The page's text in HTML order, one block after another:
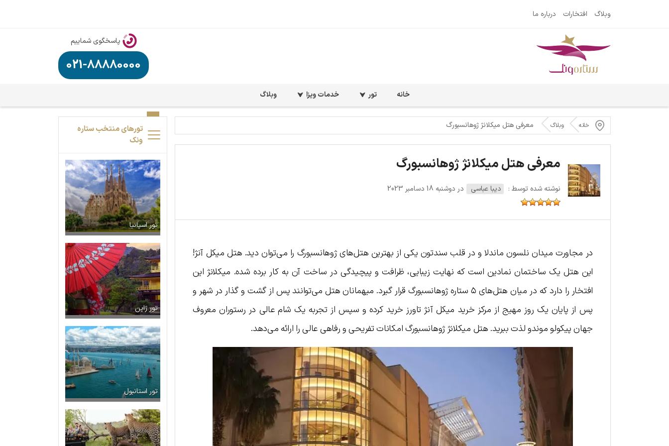
وبلاگ افتخارات درباره ما
پاسخگوی شماییم
021-88880000
خانه تور خدمات ویزا وبلاگ
خانه وبلاگ معرفی هتل میکلانژ ژوهانسبورگ
معرفی هتل میکلانژ ژوهانسبورگ
نوشته شده توسط : دیبا عباسی در دوشنبه 18 دسامبر 2023
در مجاورت میدان نلسون ماندلا و در قلب سندتون یکی از بهترین هتل‌های ژوهانسبورگ را می‌توان دید. هتل میکل آنژ!
این هتل یک ساختمان نمادین است که نهایت زیبایی، ظرافت و پیچیدگی در ساخت آن به کار برده شده. میکلانژ این
افتخار را دارد که در میان هتل‌های ۵ ستاره ژوهانسبورگ قرار گیرد. میهمانان هتل می‌توانند پس از گشت و گذار در شهر و
پس از پایان یک روز مهیج از مرکز خرید میکل آنژ تاورز خرید کرده و سپس از تجربه یک شام عالی در رستوران معروف
جهان پیکولو موندو لذت ببرید. هتل میکلانژ ژوهانسبورگ امکانات تفریحی و رفاهی عالی را ارائه می‌دهد.
تورهای منتخب ستاره
ونک
تور اسپانیا
تور ژاپن
تور استانبول